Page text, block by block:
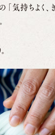
「気持ちよく、